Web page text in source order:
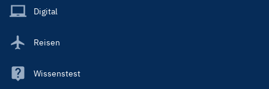
Main
Digital
Reisen
Wissenstest